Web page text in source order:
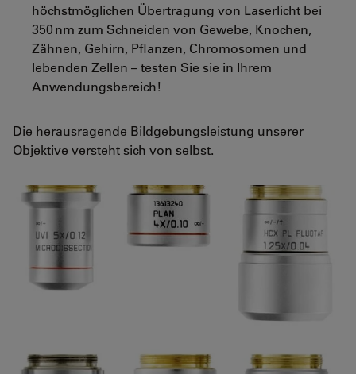
höchstmöglichen Übertragung von Laserlicht bei
350 nm zum Schneiden von Gewebe, Knochen,
Zähnen, Gehirn, Pflanzen, Chromosomen und
lebenden Zellen – testen Sie sie in Ihrem
Anwendungsbereich!
Die herausragende Bildgebungsleistung unserer
Objektive versteht sich von selbst.